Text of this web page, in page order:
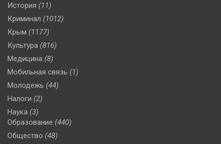
История (11)
Криминал (1012)
Крым (1177)
Культура (816)
Медицина (8)
Мобильная связь (1)
Молодежь (44)
Налоги (2)
Наука (3)
Образование (440)
Общество (48)